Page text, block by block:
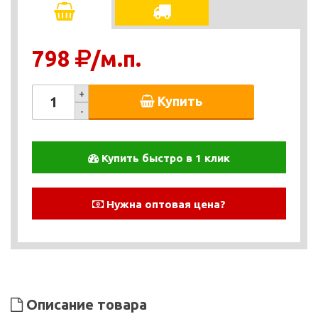
798 /м.п.
+
-
Купить
Купить быстро в 1 клик
Нужна оптовая цена?
Описание товара